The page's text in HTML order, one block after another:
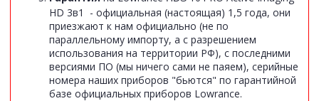
HD 3в1 - официальная (настоящая) 1,5 года, они
приезжают к нам официально (не по
параллельному импорту, а с разрешением
использования на территории РФ), с последними
версиями ПО (мы ничего сами не паяем), серийные
номера наших приборов "бьются" по гарантийной
базе официальных приборов Lowrance.